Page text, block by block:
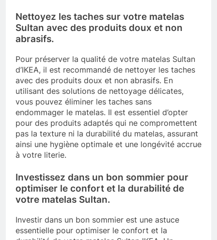
Nettoyez les taches sur votre matelas
Sultan avec des produits doux et non
abrasifs.
Pour préserver la qualité de votre matelas Sultan
d’IKEA, il est recommandé de nettoyer les taches
avec des produits doux et non abrasifs. En
utilisant des solutions de nettoyage délicates,
vous pouvez éliminer les taches sans
endommager le matelas. Il est essentiel d’opter
pour des produits adaptés qui ne compromettent
pas la texture ni la durabilité du matelas, assurant
ainsi une hygiène optimale et une longévité accrue
à votre literie.
Investissez dans un bon sommier pour
optimiser le confort et la durabilité de
votre matelas Sultan.
Investir dans un bon sommier est une astuce
essentielle pour optimiser le confort et la